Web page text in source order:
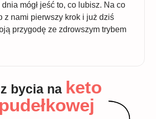
mógł jeść to, co lubisz. Na co
z nami pierwszy krok i już dziś
przygodę ze zdrowszym trybem
bycia na keto